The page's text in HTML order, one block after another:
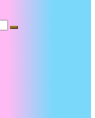
Suche